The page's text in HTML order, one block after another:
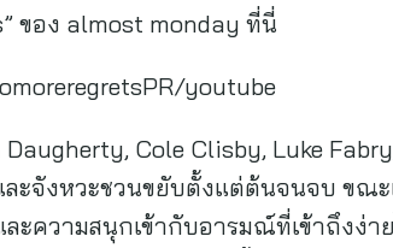
ของ almost monday ที่นี่
youtube
Daugherty, Cole Clisby, Luke
ะจังหวะชวนขยับตั้งแต่ต้นจนจบ ขณ
ะความสนุกเข้ากับอารมณ์ที่เข้าถึงง่า